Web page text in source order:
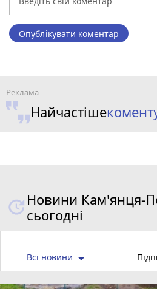
Опублікувати коментар
Найчастіше
Новини Кам'янця-
сьогодні
Всі новини